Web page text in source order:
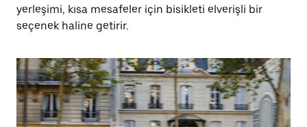
yerleşimi, kısa mesafeler için bisikleti elverişli bir
seçenek haline getirir.